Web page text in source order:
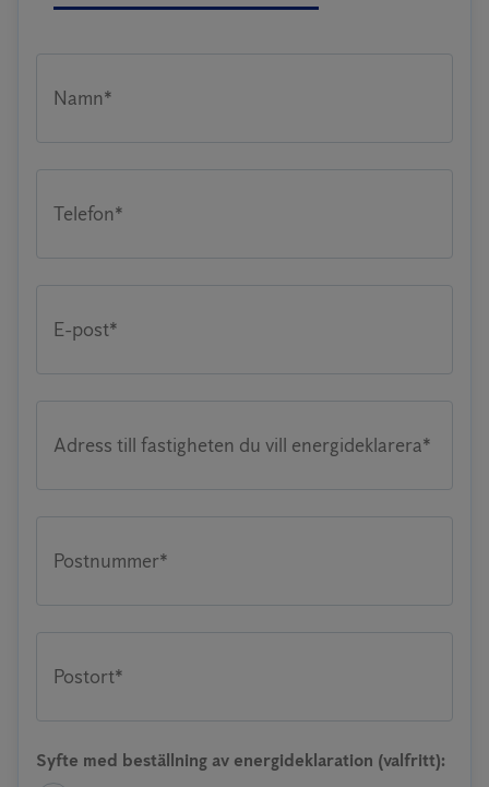
Namn*
Telefon*
E-post*
Adress till fastigheten du vill energideklarera*
Postnummer*
Postort*
Syfte med beställning av energideklaration (valfritt):